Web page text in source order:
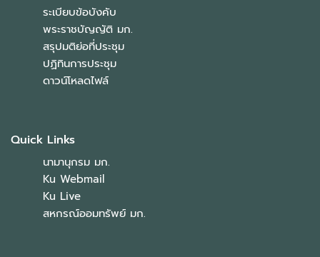
ระเบียบข้อบังคับ
พระราชบัญญัติ มก.
สรุปมติย่อที่ประชุม
ปฏิทินการประชุม
ดาวน์โหลดไฟล์
Quick Links
นามานุกรม มก.
Ku Webmail
Ku Live
สหกรณ์ออมทรัพย์ มก.